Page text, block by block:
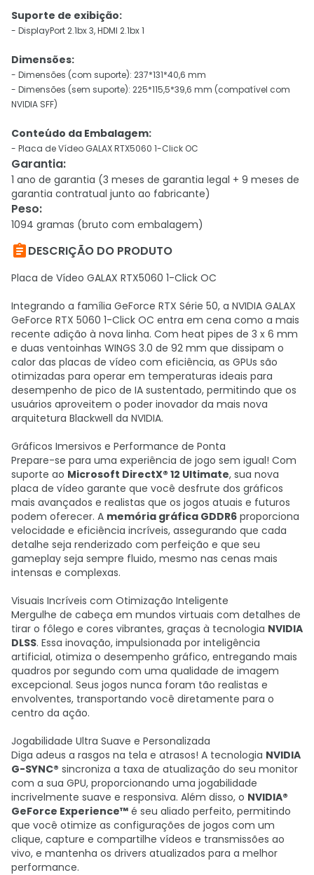
Suporte de exibição:
- DisplayPort 2.1bx 3, HDMI 2.1bx 1
Dimensões:
- Dimensões (com suporte): 237*131*40,6 mm
- Dimensões (sem suporte): 225*115,5*39,6 mm (compatível com
NVIDIA SFF)
Conteúdo da Embalagem:
- Placa de Vídeo GALAX RTX5060 1-Click OC
Garantia:
1 ano de garantia (3 meses de garantia legal + 9 meses de
garantia contratual junto ao fabricante)
Peso:
1094 gramas (bruto com embalagem)
DESCRIÇÃO DO PRODUTO
Placa de Vídeo GALAX RTX5060 1-Click OC
Integrando a família GeForce RTX Série 50, a NVIDIA GALAX
GeForce RTX 5060 1-Click OC entra em cena como a mais
recente adição à nova linha. Com heat pipes de 3 x 6 mm
e duas ventoinhas WINGS 3.0 de 92 mm que dissipam o
calor das placas de vídeo com eficiência, as GPUs são
otimizadas para operar em temperaturas ideais para
desempenho de pico de IA sustentado, permitindo que os
usuários aproveitem o poder inovador da mais nova
arquitetura Blackwell da NVIDIA.
Gráficos Imersivos e Performance de Ponta
Prepare-se para uma experiência de jogo sem igual! Com
suporte ao Microsoft DirectX® 12 Ultimate, sua nova
placa de vídeo garante que você desfrute dos gráficos
mais avançados e realistas que os jogos atuais e futuros
podem oferecer. A memória gráfica GDDR6 proporciona
velocidade e eficiência incríveis, assegurando que cada
detalhe seja renderizado com perfeição e que seu
gameplay seja sempre fluido, mesmo nas cenas mais
intensas e complexas.
Visuais Incríveis com Otimização Inteligente
Mergulhe de cabeça em mundos virtuais com detalhes de
tirar o fôlego e cores vibrantes, graças à tecnologia NVIDIA
DLSS. Essa inovação, impulsionada por inteligência
artificial, otimiza o desempenho gráfico, entregando mais
quadros por segundo com uma qualidade de imagem
excepcional. Seus jogos nunca foram tão realistas e
envolventes, transportando você diretamente para o
centro da ação.
Jogabilidade Ultra Suave e Personalizada
Diga adeus a rasgos na tela e atrasos! A tecnologia NVIDIA
G-SYNC® sincroniza a taxa de atualização do seu monitor
com a sua GPU, proporcionando uma jogabilidade
incrivelmente suave e responsiva. Além disso, o NVIDIA®
GeForce Experience™ é seu aliado perfeito, permitindo
que você otimize as configurações de jogos com um
clique, capture e compartilhe vídeos e transmissões ao
vivo, e mantenha os drivers atualizados para a melhor
performance.